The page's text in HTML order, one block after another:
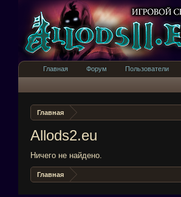
Главная
Allods2.eu
Ничего не найдено.
Главная
Главная Форум Пользователи